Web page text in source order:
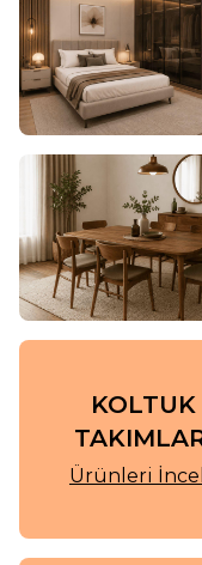
KOLTUK
Ürünleri